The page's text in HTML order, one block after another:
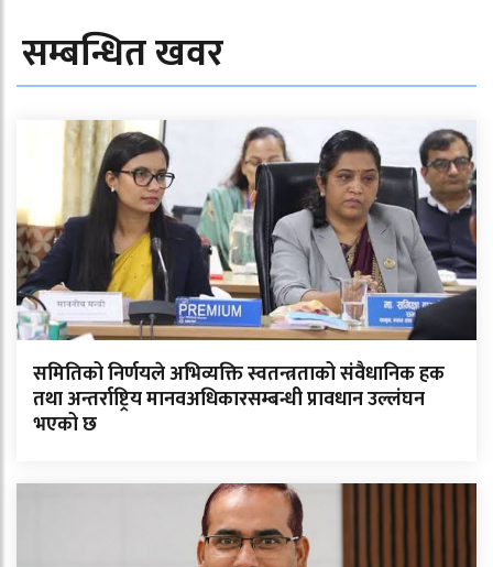
सम्बन्धित खवर
समितिको निर्णयले अभिव्यक्ति स्वतन्त्रताको संवैधानिक हक
तथा अन्तर्राष्ट्रिय मानवअधिकारसम्बन्धी प्रावधान उल्लंघन
भएको छ